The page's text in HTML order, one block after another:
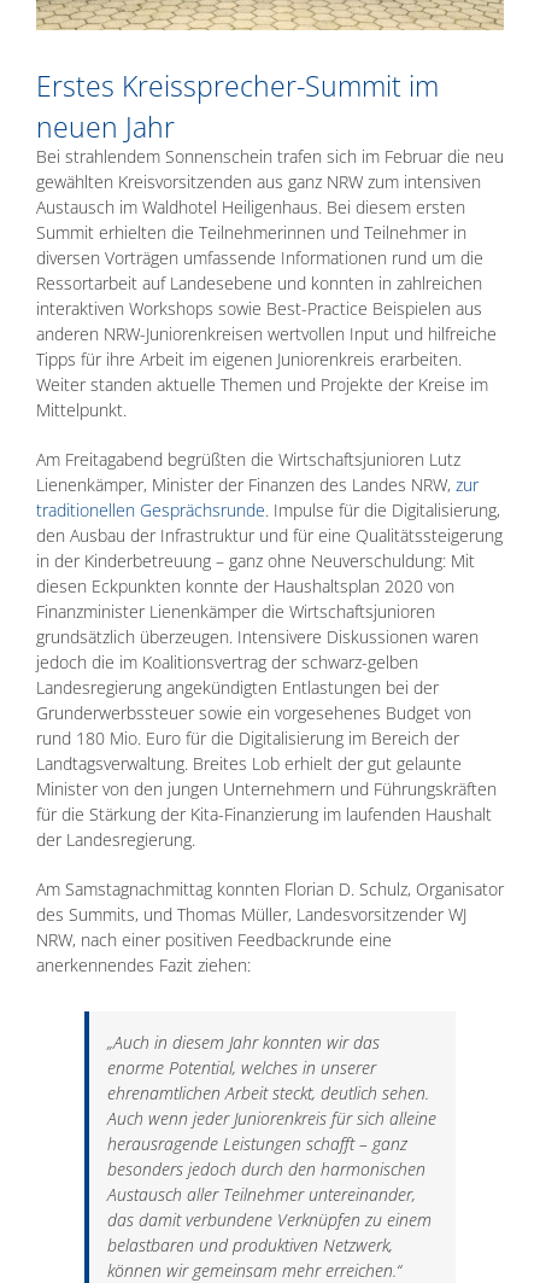
Erstes Kreissprecher-Summit im
neuen Jahr
Bei strahlendem Sonnenschein trafen sich im Februar die neu
gewählten Kreisvorsitzenden aus ganz NRW zum intensiven
Austausch im Waldhotel Heiligenhaus. Bei diesem ersten
Summit erhielten die Teilnehmerinnen und Teilnehmer in
diversen Vorträgen umfassende Informationen rund um die
Ressortarbeit auf Landesebene und konnten in zahlreichen
interaktiven Workshops sowie Best-Practice Beispielen aus
anderen NRW-Juniorenkreisen wertvollen Input und hilfreiche
Tipps für ihre Arbeit im eigenen Juniorenkreis erarbeiten.
Weiter standen aktuelle Themen und Projekte der Kreise im
Mittelpunkt.
Am Freitagabend begrüßten die Wirtschaftsjunioren Lutz
Lienenkämper, Minister der Finanzen des Landes NRW, zur
traditionellen Gesprächsrunde. Impulse für die Digitalisierung,
den Ausbau der Infrastruktur und für eine Qualitätssteigerung
in der Kinderbetreuung – ganz ohne Neuverschuldung: Mit
diesen Eckpunkten konnte der Haushaltsplan 2020 von
Finanzminister Lienenkämper die Wirtschaftsjunioren
grundsätzlich überzeugen. Intensivere Diskussionen waren
jedoch die im Koalitionsvertrag der schwarz-gelben
Landesregierung angekündigten Entlastungen bei der
Grunderwerbssteuer sowie ein vorgesehenes Budget von
rund 180 Mio. Euro für die Digitalisierung im Bereich der
Landtagsverwaltung. Breites Lob erhielt der gut gelaunte
Minister von den jungen Unternehmern und Führungskräften
für die Stärkung der Kita-Finanzierung im laufenden Haushalt
der Landesregierung.
Am Samstagnachmittag konnten Florian D. Schulz, Organisator
des Summits, und Thomas Müller, Landesvorsitzender WJ
NRW, nach einer positiven Feedbackrunde eine
anerkennendes Fazit ziehen:
„Auch in diesem Jahr konnten wir das
enorme Potential, welches in unserer
ehrenamtlichen Arbeit steckt, deutlich sehen.
Auch wenn jeder Juniorenkreis für sich alleine
herausragende Leistungen schafft – ganz
besonders jedoch durch den harmonischen
Austausch aller Teilnehmer untereinander,
das damit verbundene Verknüpfen zu einem
belastbaren und produktiven Netzwerk,
können wir gemeinsam mehr erreichen.“